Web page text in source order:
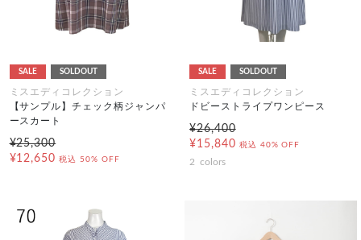
SALE SOLDOUT
ミスエディコレクション
【サンプル】チェック柄ジャンパ
ースカート
¥25,300
¥12,650 税込 50% OFF
SALE SOLDOUT
ミスエディコレクション
ドビーストライプワンピース
¥26,400
¥15,840 税込 40% OFF
2 colors